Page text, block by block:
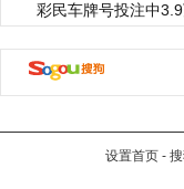
彩民车牌号投注中
设置首页 -